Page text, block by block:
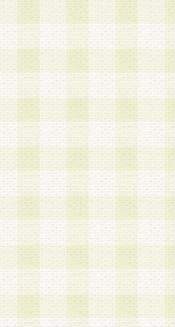
情報を使用させるものとし ま
謝礼、景品、調査サンプル品
メール等の問い合わせなどへ
、またはグループ形式による
随する業務
話番号その他の登録情報につ
所定の変更手続きを行うもの
めた場合、会員に対して、電
の対象者が会員登録者本人で
こと、アンケートの回答内容
とます。
後当社が定期的に行う登録情
間内に更新手続きを行うもの
きを行わない場合、その時点
失効されるものとします。